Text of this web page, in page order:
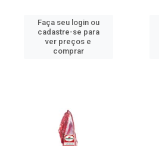
Faça seu login ou
cadastre-se para
ver preços e
comprar